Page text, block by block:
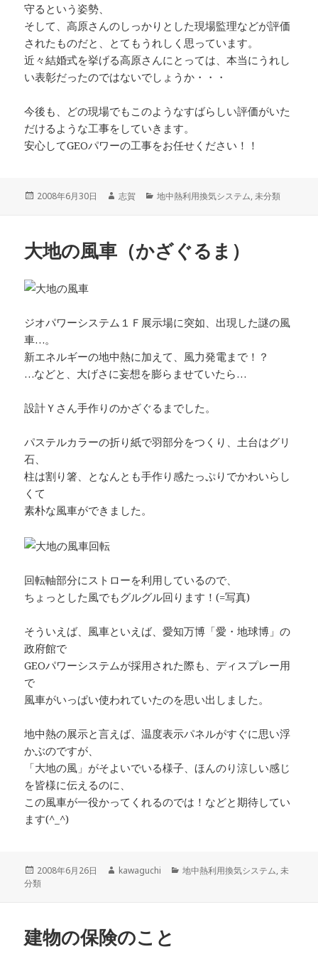
守るという姿勢、
そして、高原さんのしっかりとした現場監理などが評価
されたものだと、とてもうれしく思っています。
近々結婚式を挙げる高原さんにとっては、本当にうれし
い表彰だったのではないでしょうか・・・
今後も、どの現場でもこのようなすばらしい評価がいた
だけるような工事をしていきます。
安心してGEOパワーの工事をお任せください！！
投
2008年6月30日
作
志賀
カ
ー
地中熱利用換気システム,未分類
大地の風車（かざぐるま）
ジオパワーシステム１Ｆ展示場に突如、出現した謎の風
車…。
新エネルギーの地中熱に加えて、風力発電まで！？
…などと、大げさに妄想を膨らませていたら…
設計Ｙさん手作りのかざぐるまでした。
パステルカラーの折り紙で羽部分をつくり、土台はグリ
石、
柱は割り箸、となんとも手作り感たっぷりでかわいらし
くて
素朴な風車ができました。
回転軸部分にストローを利用しているので、
ちょっとした風でもグルグル回ります！(=写真)
そういえば、風車といえば、愛知万博「愛・地球博」の
政府館で
GEOパワーシステムが採用された際も、ディスプレー用
で
風車がいっぱい使われていたのを思い出しました。
地中熱の展示と言えば、温度表示パネルがすぐに思い浮
かぶのですが、
「大地の風」がそよいでいる様子、ほんのり涼しい感じ
を皆様に伝えるのに、
この風車が一役かってくれるのでは！などと期待してい
ます(^_^)
投
稿
2008年6月26日
作
kawaguchi
カ
地中熱利用換気システム,未
分類
建物の保険のこと